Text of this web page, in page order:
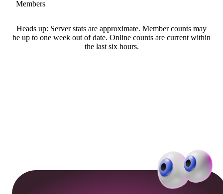
Members
Heads up: Server stats are approximate. Member counts may
be up to one week out of date. Online counts are current within
the last six hours.